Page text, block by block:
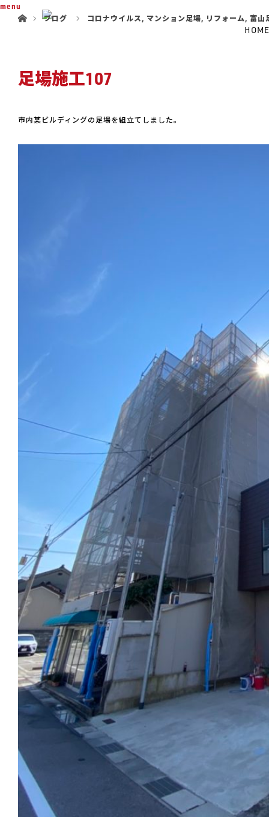
menu
HOME
ブログ
コロナウイルス, マンション足場, リフォーム, 富山
足場施工107
市内某ビルディングの足場を組立てしました。